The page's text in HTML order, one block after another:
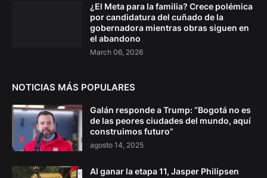
¿El Meta para la familia? Crece polémica
por candidatura del cuñado de la
gobernadora mientras obras siguen en
el abandono
March 06, 2026
NOTICIAS MÁS POPULARES
Galán responde a Trump: “Bogotá no es
de las peores ciudades del mundo, aquí
construimos futuro”
agosto 14, 2025
Al ganar la etapa 11, Jasper Philipsen